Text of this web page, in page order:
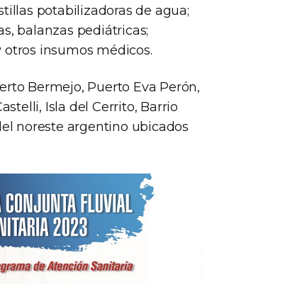
potabilizadoras de agua;
balanzas pediátricas;
insumos médicos.
Bermejo, Puerto Eva Perón,
Isla del Cerrito, Barrio
noreste argentino ubicados